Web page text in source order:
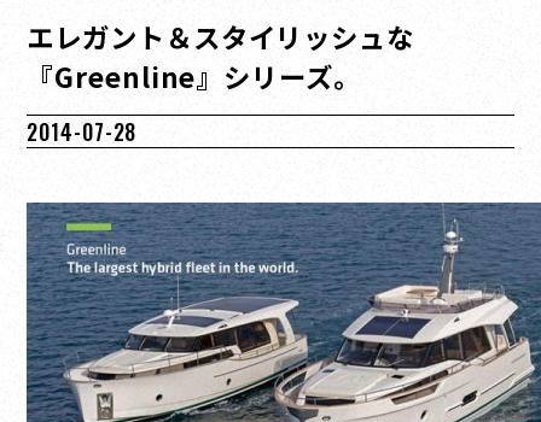
エレガント＆スタイリッシュな
『Greenline』シリーズ。
2014-07-28